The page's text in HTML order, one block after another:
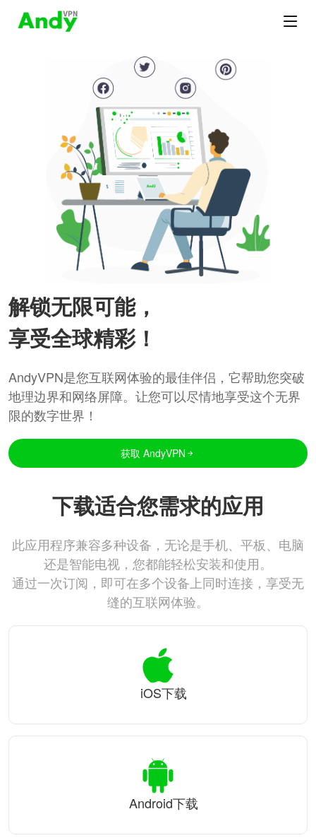
解锁无限可能，
享受全球精彩！
AndyVPN是您互联网体验的最佳伴侣，它帮助您突破
地理边界和网络屏障。让您可以尽情地享受这个无界
限的数字世界！
获取 AndyVPN
下载适合您需求的应用
此应用程序兼容多种设备，无论是手机、平板、电脑
还是智能电视，您都能轻松安装和使用。
通过一次订阅，即可在多个设备上同时连接，享受无
缝的互联网体验。
iOS下载
Android下载